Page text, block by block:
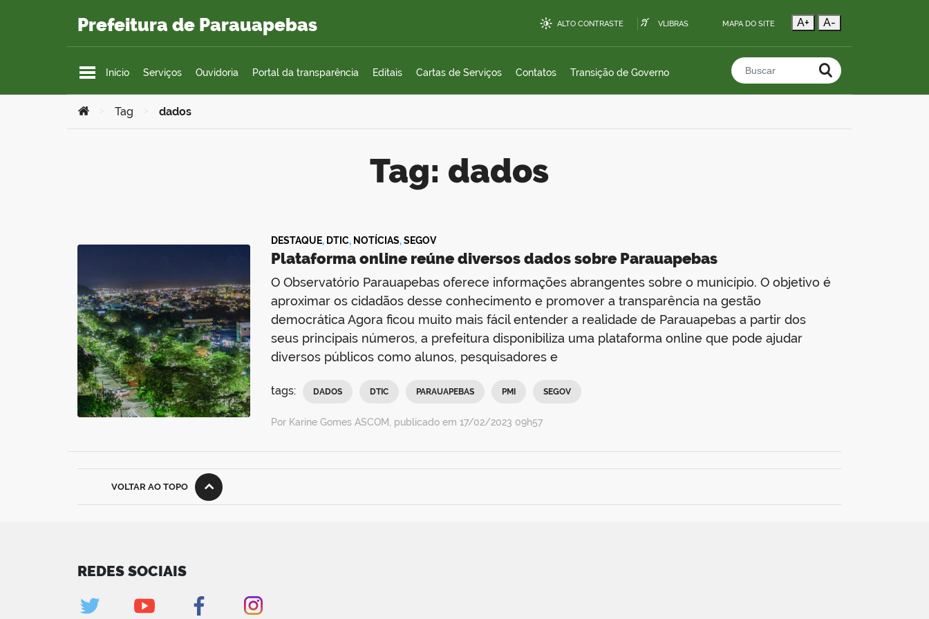
Prefeitura de Parauapebas ALTO CONTRASTE VLIBRAS MAPA DO SITE A+ A-
Início Serviços Ouvidoria Portal da transparência Editais Cartas de Serviços Contatos Transição de Governo Buscar no portal
Você está aqui:
Tag dados
Tag: dados
DESTAQUE, DTIC, NOTÍCIAS,SEGOV
Plataforma online reúne diversos dados sobre Parauapebas
O Observatório Parauapebas oferece informações abrangentes sobre o município. O objetivo é
aproximar os cidadãos desse conhecimento e promover a transparência na gestão
democrática Agora ficou muito mais fácil entender a realidade de Parauapebas a partir dos
seus principais números, a prefeitura disponibiliza uma plataforma online que pode ajudar
diversos públicos como alunos, pesquisadores e
tags: DADOS DTIC PARAUAPEBAS PMI SEGOV
Por Karine Gomes ASCOM, publicado em 17/02/2023 09h57
VOLTAR AO TOPO
REDES SOCIAIS